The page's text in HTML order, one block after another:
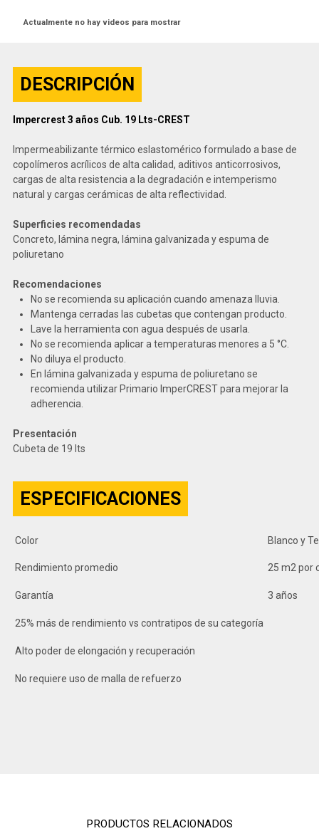
Actualmente no hay videos para mostrar
DESCRIPCIÓN
Impercrest 3 años Cub. 19 Lts-CREST
Impermeabilizante térmico eslastomérico formulado a base de
copolímeros acrílicos de alta calidad, aditivos anticorrosivos,
cargas de alta resistencia a la degradación e intemperismo
natural y cargas cerámicas de alta reflectividad.
Superficies recomendadas
Concreto, lámina negra, lámina galvanizada y espuma de
poliuretano
Recomendaciones
No se recomienda su aplicación cuando amenaza lluvia.
Mantenga cerradas las cubetas que contengan producto.
Lave la herramienta con agua después de usarla.
No se recomienda aplicar a temperaturas menores a 5 °C.
No diluya el producto.
En lámina galvanizada y espuma de poliuretano se
recomienda utilizar Primario ImperCREST para mejorar la
adherencia.
Presentación
Cubeta de 19 lts
ESPECIFICACIONES
Color Blanco y
Rendimiento promedio 25 m2 por
Garantía 3 años
25% más de rendimiento vs contratipos de su categoría
Alto poder de elongación y recuperación
No requiere uso de malla de refuerzo
PRODUCTOS RELACIONADOS